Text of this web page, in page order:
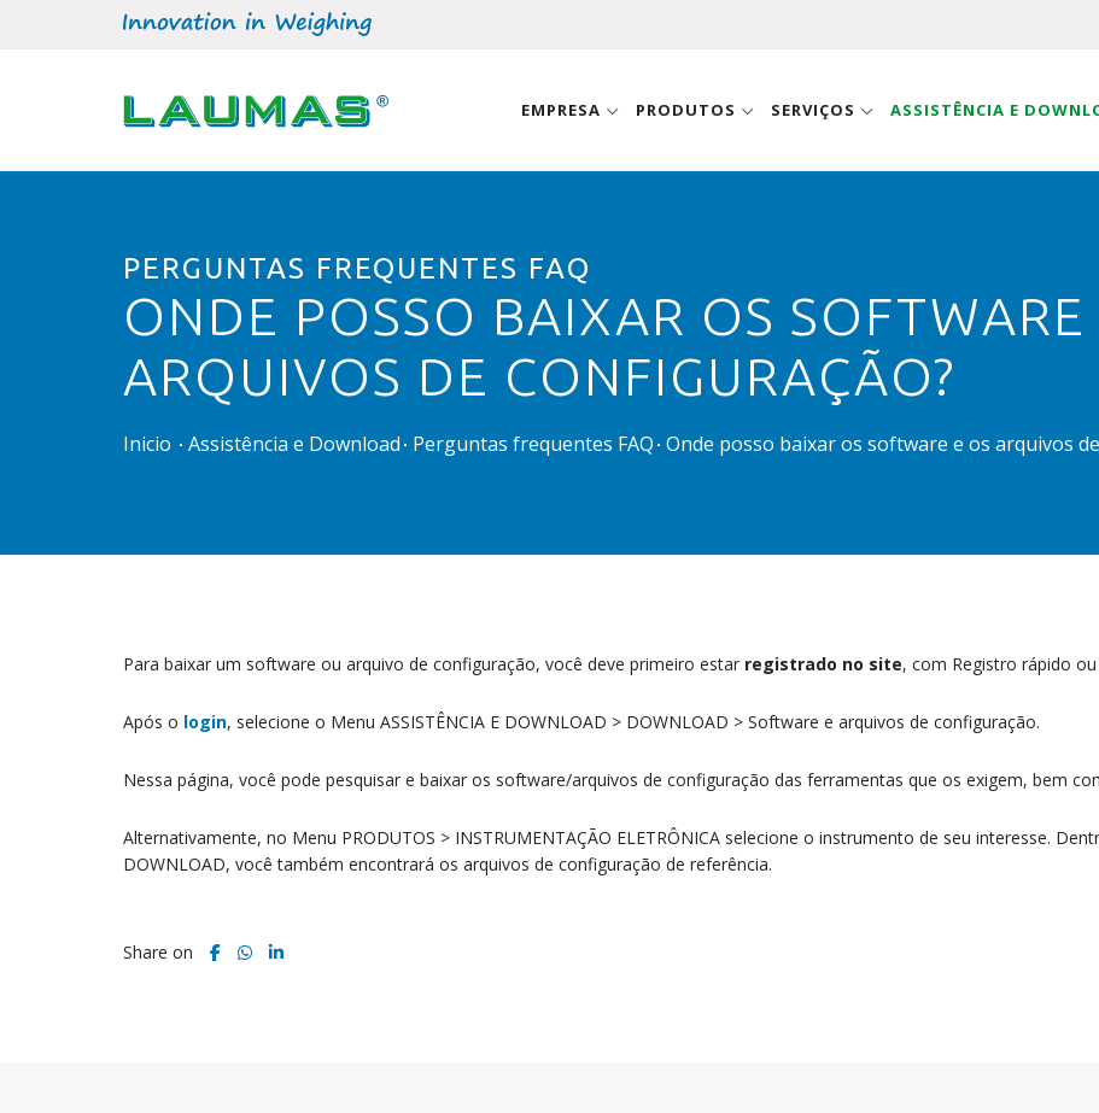
EMPRESA PRODUTOS SERVIÇOS ASSISTÊNCIA E
PERGUNTAS FREQUENTES FAQ
ONDE POSSO BAIXAR OS SOFTWARE
ARQUIVOS DE CONFIGURAÇÃO?
Inicio Assistência e Download Perguntas frequentes FAQ Onde posso baixar os software e os arquivos
Para baixar um software ou arquivo de configuração, você deve primeiro estar registrado no site, com Registro rápido
Após o login, selecione o Menu ASSISTÊNCIA E DOWNLOAD > DOWNLOAD > Software e arquivos de configuração.
Nessa página, você pode pesquisar e baixar os software/arquivos de configuração das ferramentas que os exigem, bem
Alternativamente, no Menu PRODUTOS > INSTRUMENTAÇÃO ELETRÔNICA selecione o instrumento de seu interesse.
DOWNLOAD, você também encontrará os arquivos de configuração de referência.
Share on